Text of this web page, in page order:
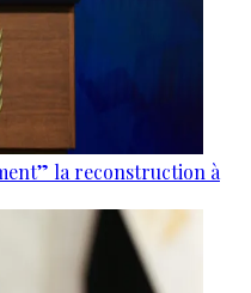
la reconstruction à